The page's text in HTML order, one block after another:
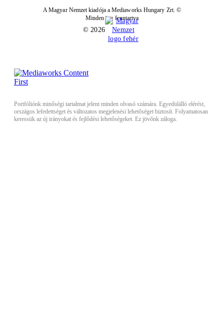
A Magyar Nemzet kiadója a Mediaworks Hungary Zrt. ©
Minden jog fenntartva
© 2026
Portfóliónk minőségi tartalmat jelent minden olvasó számára. Egyedülálló elérést,
országos lefedettséget és változatos megjelenési lehetőséget biztosít. Folyamatosan
keressük az új irányokat és fejlődési lehetőségeket. Ez jövőnk záloga.